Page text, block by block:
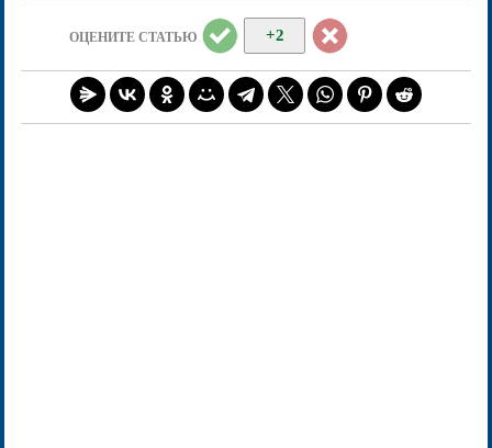
ОЦЕНИТЕ СТАТЬЮ +2